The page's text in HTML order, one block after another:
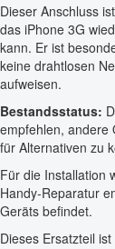
Dieser Anschluss
das iPhone 3G
kann. Er ist
keine drahtlosen
aufweisen.
Bestandsstatus:
empfehlen, andere
für Alternativen zu
Für die Installation
Handy-Reparatur
Geräts befindet.
Dieses Ersatzteil